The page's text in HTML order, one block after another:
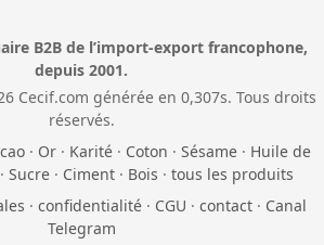
B2B de l’import-export francophone,
depuis 2001.
Cecif.com générée en 0,307s. Tous droits
réservés.
· Or · Karité · Coton · Sésame · Huile de
· Sucre· Ciment· Bois · tous les produits
· confidentialité · CGU · contact · Canal
Telegram